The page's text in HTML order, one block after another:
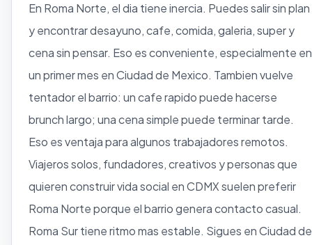
En Roma Norte, el dia tiene inercia. Puedes salir sin plan
y encontrar desayuno, cafe, comida, galeria, super y
cena sin pensar. Eso es conveniente, especialmente en
un primer mes en Ciudad de Mexico. Tambien vuelve
tentador el barrio: un cafe rapido puede hacerse
brunch largo; una cena simple puede terminar tarde.
Eso es ventaja para algunos trabajadores remotos.
Viajeros solos, fundadores, creativos y personas que
quieren construir vida social en CDMX suelen preferir
Roma Norte porque el barrio genera contacto casual.
Roma Sur tiene ritmo mas estable. Sigues en Ciudad de